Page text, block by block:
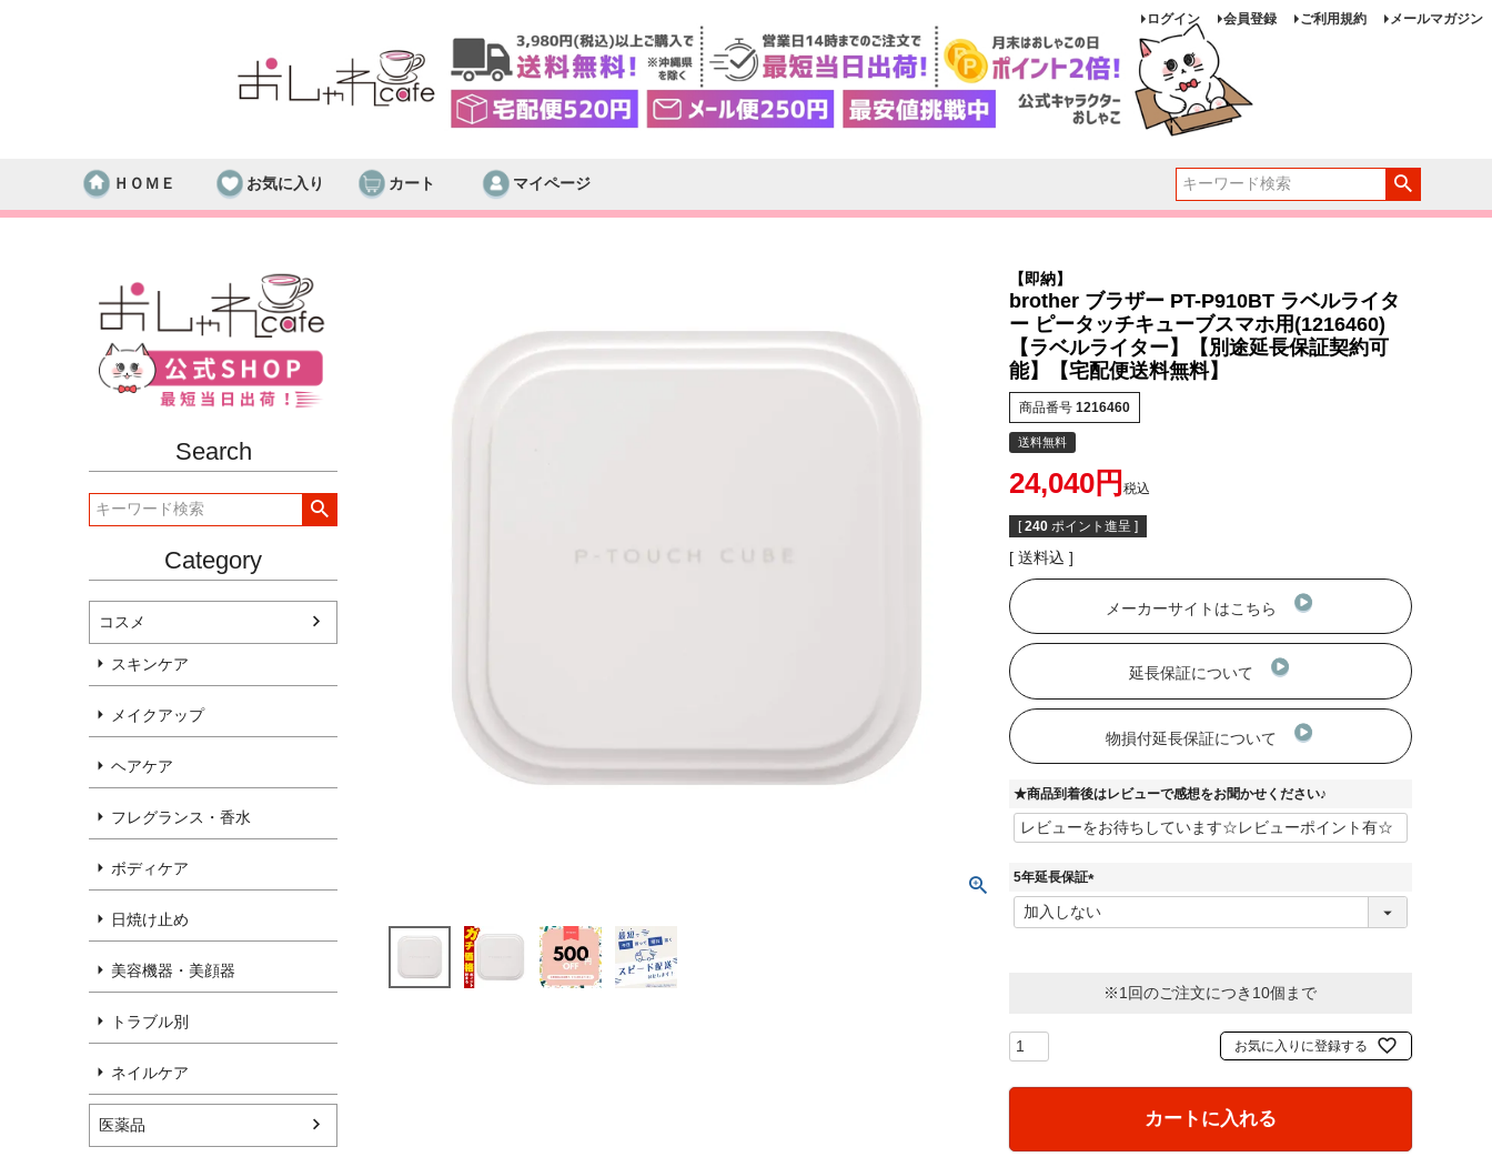
ログイン 会員登録 ご利用規約 メールマガジン
ＨＯＭＥ お気に入り カート マイページ
Search
Category
コスメ
スキンケア
メイクアップ
ヘアケア
フレグランス・香水
ボディケア
日焼け止め
美容機器・美顔器
トラブル別
ネイルケア
医薬品
【即納】
brother ブラザー PT-P910BT ラベルライタ
ー ピータッチキューブスマホ用(1216460)
【ラベルライター】【別途延長保証契約可
能】【宅配便送料無料】
商品番号 1216460
送料無料
24,040 税込
[ 240 ポイント進呈 ]
送料込
メーカーサイトはこちら
延長保証について
物損付延長保証について
★商品到着後はレビューで感想をお聞かせください♪
5年延長保証
(
必
※1回のご注文につき10個まで
お気に入りに登録する
カートに入れる